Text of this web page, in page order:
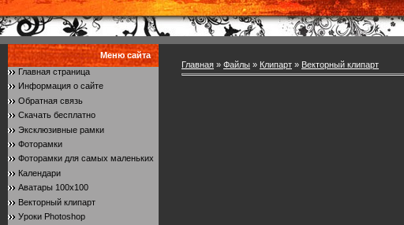
Меню сайта
Главная страница
Информация о сайте
Обратная связь
Скачать бесплатно
Эксклюзивные рамки
Фоторамки
Фоторамки для самых маленьких
Календари
Аватары 100x100
Векторный клипарт
Уроки Photoshop
Главная » Файлы » Клипарт » Векторный клипарт